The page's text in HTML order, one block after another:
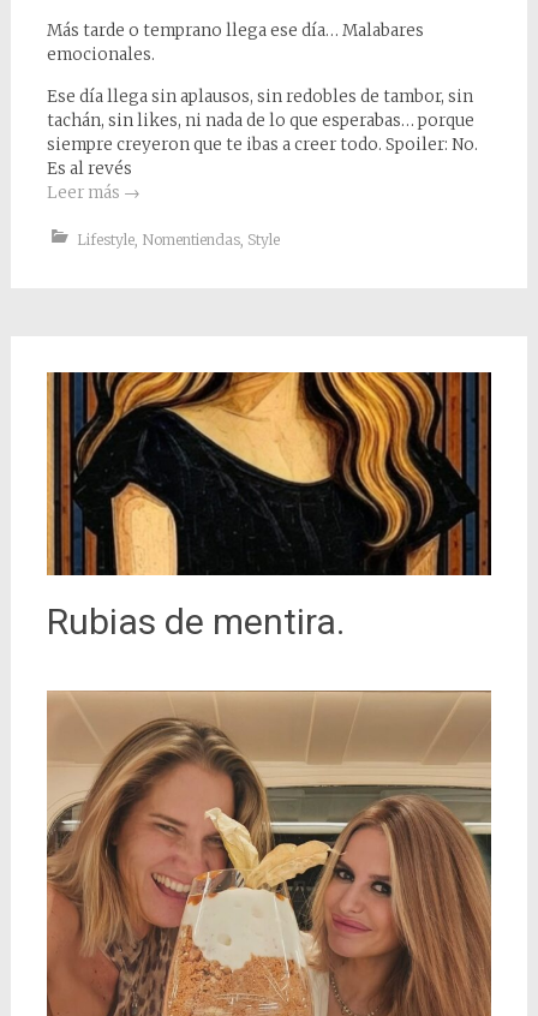
Más tarde o temprano llega ese día… Malabares
emocionales.
Ese día llega sin aplausos, sin redobles de tambor, sin
tachán, sin likes, ni nada de lo que esperabas… porque
siempre creyeron que te ibas a creer todo. Spoiler: No.
Es al revés
Leer más →
Lifestyle, Nomentiendas, Style
Rubias de mentira.